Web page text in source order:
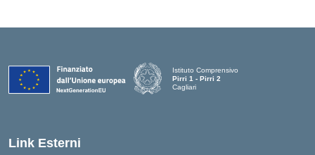
Istituto Comprensivo
Pirri 1 - Pirri 2
Cagliari
Link Esterni